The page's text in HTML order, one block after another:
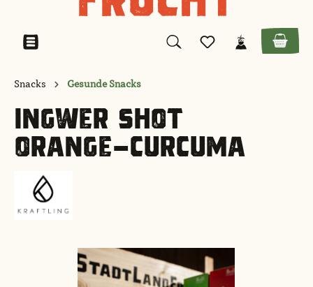
Snacks Gesunde Snacks
INGWER SHOT
ORANGE-CURCUMA
Bildergalerie überspringen